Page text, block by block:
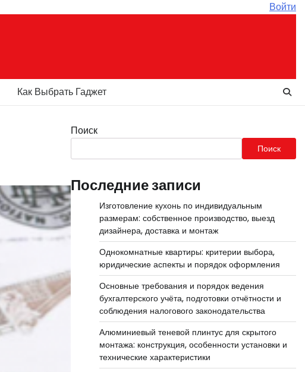
Войти
Как Выбрать Гаджет
Поиск
Поиск
Последние записи
Изготовление кухонь по индивидуальным
размерам: собственное производство, выезд
дизайнера, доставка и монтаж
Однокомнатные квартиры: критерии выбора,
юридические аспекты и порядок оформления
Основные требования и порядок ведения
бухгалтерского учёта, подготовки отчётности и
соблюдения налогового законодательства
Алюминиевый теневой плинтус для скрытого
монтажа: конструкция, особенности установки и
технические характеристики